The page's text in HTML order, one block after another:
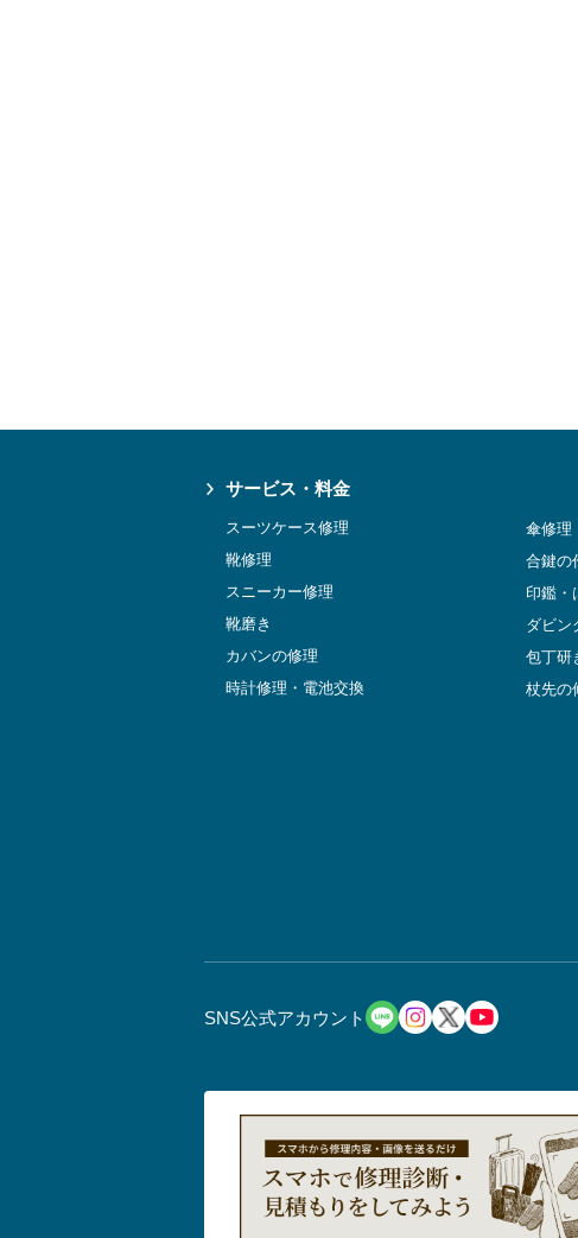
サービス・料金
スーツケース修理
靴修理
スニーカー修理
靴磨き
カバンの修理
時計修理・電池交換
傘修理
合鍵の
印鑑・
ダビン
包丁研
杖先の
SNS公式アカウント